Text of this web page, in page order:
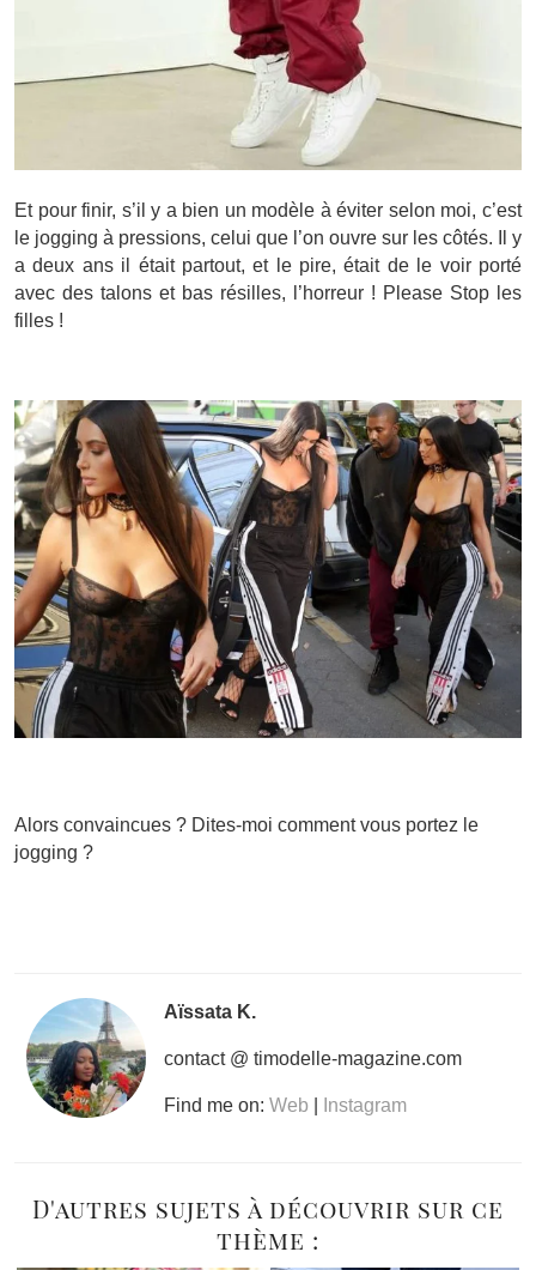
Et pour finir, s’il y a bien un modèle à éviter selon moi, c’est
le jogging à pressions, celui que l’on ouvre sur les côtés. Il y
a deux ans il était partout, et le pire, était de le voir porté
avec des talons et bas résilles, l’horreur ! Please Stop les
filles !
Alors convaincues ? Dites-moi comment vous portez le
jogging ?
Aïssata K.
contact @ timodelle-magazine.com
Find me on: Web Instagram
D'autres sujets à découvrir sur ce
thème :